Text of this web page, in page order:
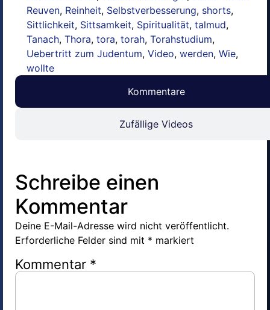
Reuven, Reinheit, Selbstverbesserung, shorts,
Sittlichkeit, Sittsamkeit, Spiritualität, talmud,
Tanach, Thora, tora, torah, Torahstudium,
Uebertritt zum Judentum, Video, werden, Wie,
wollte
Kommentare
Zufällige Videos
Schreibe einen
Kommentar
Deine E-Mail-Adresse wird nicht veröffentlicht.
Erforderliche Felder sind mit * markiert
Kommentar *